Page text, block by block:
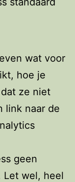
wat voor
hoe je
ze niet
link naar de
geen
Let wel, heel